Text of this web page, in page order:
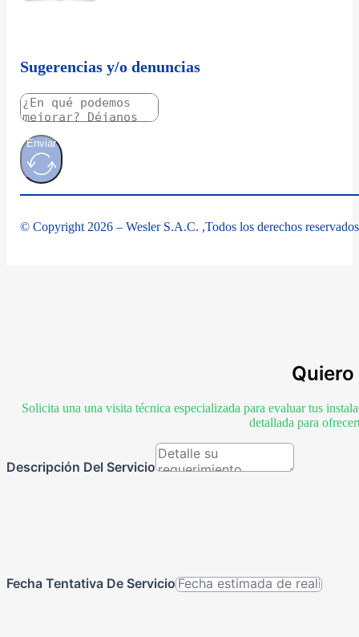
Sugerencias y/o denuncias
Enviar
© Copyright 2026 – Wesler S.A.C. ,Todos los derechos
Solicita una una visita técnica especializada para evaluar tus
detallada para
Descripción Del Servicio
Fecha Tentativa De Servicio